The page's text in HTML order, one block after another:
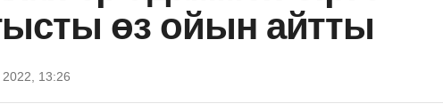
өз ойын айтты
13:26